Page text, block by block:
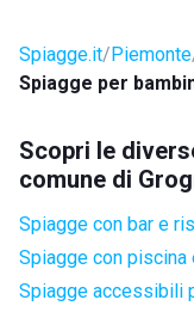
Spiagge.it Piemonte
Spiagge per
Scopri le
comune di
Spiagge con bar e
Spiagge con piscina
Spiagge accessibili